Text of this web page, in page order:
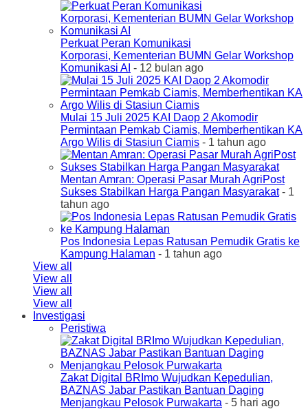
Perkuat Peran Komunikasi
Korporasi, Kementerian BUMN Gelar Workshop
Komunikasi AI - 12 bulan ago
Mulai 15 Juli 2025 KAI Daop 2 Akomodir
Permintaan Pemkab Ciamis, Memberhentikan KA
Argo Wilis di Stasiun Ciamis - 1 tahun ago
Mentan Amran: Operasi Pasar Murah AgriPost
Sukses Stabilkan Harga Pangan Masyarakat- 1
tahun ago
Pos Indonesia Lepas Ratusan Pemudik Gratis ke
Kampung Halaman - 1 tahun ago
View all
View all
View all
View all
Investigasi
Peristiwa
Zakat Digital BRImo Wujudkan Kepedulian,
BAZNAS Jabar Pastikan Bantuan Daging
Menjangkau Pelosok Purwakarta - 5 hari ago